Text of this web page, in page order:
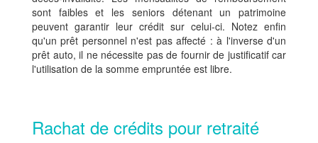
sont faibles et les seniors détenant un patrimoine
peuvent garantir leur crédit sur celui-ci. Notez enfin
qu'un prêt personnel n'est pas affecté : à l'inverse d'un
prêt auto, il ne nécessite pas de fournir de justificatif car
l'utilisation de la somme empruntée est libre.
Rachat de crédits pour retraité